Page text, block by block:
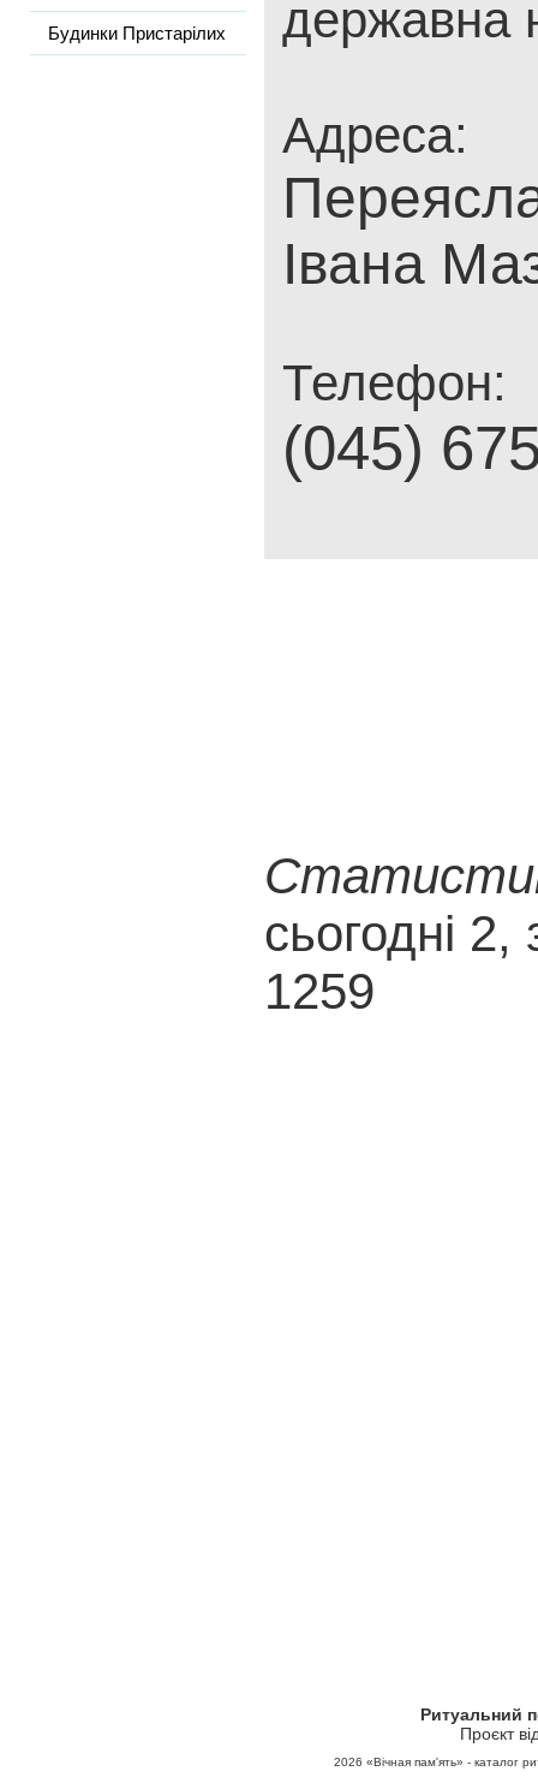
Будинки Пристарілих
державна
Адреса:
Івана
Телефон:
(045)
сьогодні 2,
1259
Ритуальний
Проєкт
2026 «Вічная пам'ять» - каталог